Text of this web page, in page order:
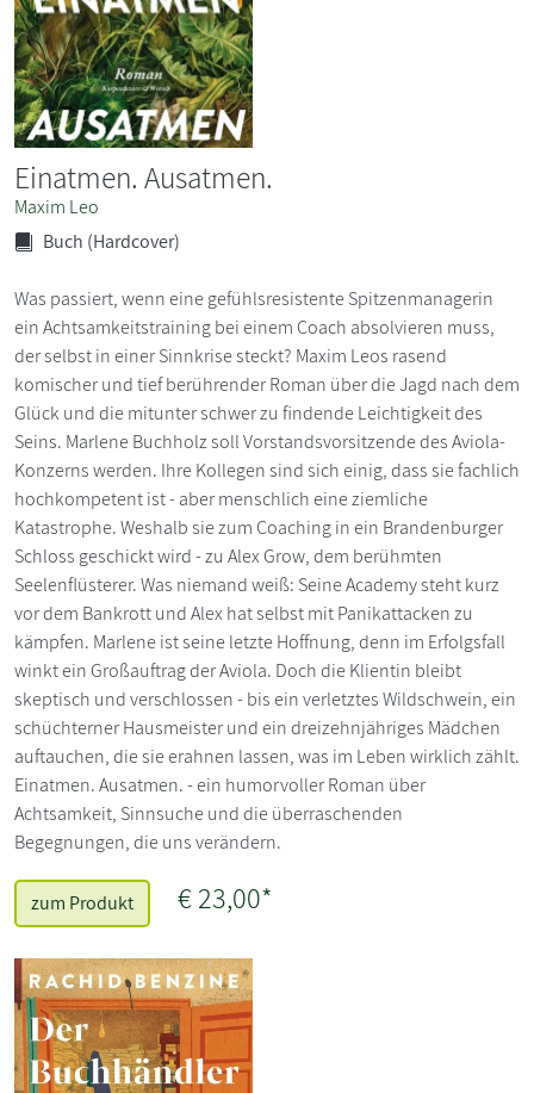
Einatmen. Ausatmen.
Maxim Leo
Buch (Hardcover)
Was passiert, wenn eine gefühlsresistente Spitzenmanagerin
ein Achtsamkeitstraining bei einem Coach absolvieren muss,
der selbst in einer Sinnkrise steckt? Maxim Leos rasend
komischer und tief berührender Roman über die Jagd nach dem
Glück und die mitunter schwer zu findende Leichtigkeit des
Seins. Marlene Buchholz soll Vorstandsvorsitzende des Aviola-
Konzerns werden. Ihre Kollegen sind sich einig, dass sie fachlich
hochkompetent ist - aber menschlich eine ziemliche
Katastrophe. Weshalb sie zum Coaching in ein Brandenburger
Schloss geschickt wird - zu Alex Grow, dem berühmten
Seelenflüsterer. Was niemand weiß: Seine Academy steht kurz
vor dem Bankrott und Alex hat selbst mit Panikattacken zu
kämpfen. Marlene ist seine letzte Hoffnung, denn im Erfolgsfall
winkt ein Großauftrag der Aviola. Doch die Klientin bleibt
skeptisch und verschlossen - bis ein verletztes Wildschwein, ein
schüchterner Hausmeister und ein dreizehnjähriges Mädchen
auftauchen, die sie erahnen lassen, was im Leben wirklich zählt.
Einatmen. Ausatmen. - ein humorvoller Roman über
Achtsamkeit, Sinnsuche und die überraschenden
Begegnungen, die uns verändern.
zum Produkt € 23,00*